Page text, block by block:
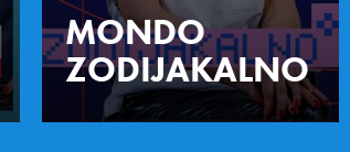
MONDO
ZODIJAKALNO